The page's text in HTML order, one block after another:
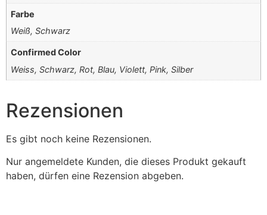
Farbe
Weiß, Schwarz
Confirmed Color
Weiss, Schwarz, Rot, Blau, Violett, Pink, Silber
Rezensionen
Es gibt noch keine Rezensionen.
Nur angemeldete Kunden, die dieses Produkt gekauft
haben, dürfen eine Rezension abgeben.